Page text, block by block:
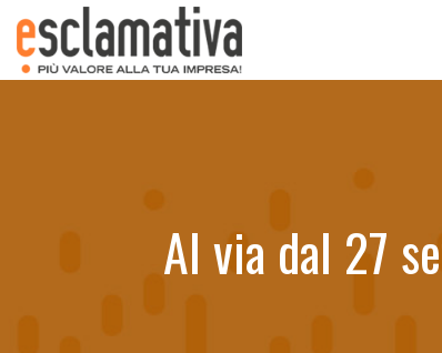
Al via dal 27